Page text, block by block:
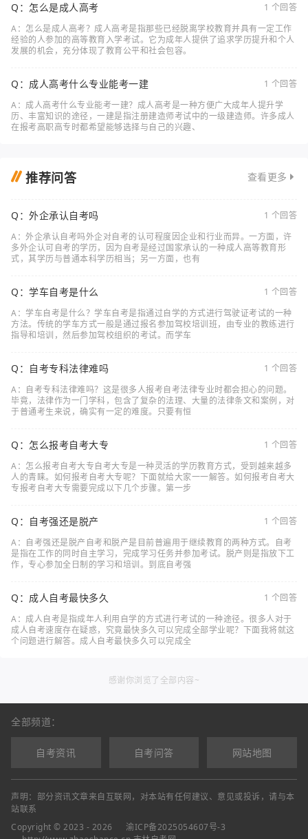
Q：怎么是成人高考
1 个回答
A：怎么是成人高考？成人高考是指那些已经脱离学校教育并具有一定工作
经验的人参加的高等教育入学考试。它为成年人提供了追求学历提升和个人
发展的机会，充分体现了教育公平和社会包容。
Q：成人高考什么专业能考一建
1 个回答
A：成人高考什么专业能考一建？成人高考是一种方便广大成年人提升学
历、丰富知识的途径，一建是指注册建造师考试中的一级建造师。许多成人
在报考高职高专时都希望能够选择与自己的兴趣、
推荐问答 查看更多
Q：外企承认自考吗
1 个回答
A：外企承认自考吗外企对自考的认可程度因企业和行业而异。一方面，许
多外企认可自考的学历，因为自考是经过国家承认的一种成人高等教育形
式，其学历与普通本科学历相当；另一方面，也有
Q：学车自考是什么
1 个回答
A：学车自考是什么？学车自考是指通过自学的方式进行驾驶证考试的一种
方法。传统的学车方式一般是通过报名参加驾校培训班，由专业的教练进行
指导和培训，然后参加驾校组织的考试。而学车
Q：自考专科法律难吗
1 个回答
A：自考专科法律难吗？这是很多人报考自考法律专业时都会担心的问题。
毕竟，法律作为一门学科，包含了复杂的法理、大量的法律条文和案例，对
于普通考生来说，确实有一定的难度。只要有恒
Q：怎么报考自考大专
1 个回答
A：怎么报考自考大专自考大专是一种灵活的学历教育方式，受到越来越多
人的青睐。如何报考自考大专呢？下面就给大家一一解答。如何报考自考大
专报考自考大专需要完成以下几个步骤。第一步
Q：自考强还是脱产
1 个回答
A：自考强还是脱产自考和脱产是目前普遍用于继续教育的两种方式。自考
是指在工作的同时自主学习，完成学习任务并参加考试。脱产则是指放下工
作，专心参加全日制的学习和培训。到底自考强
Q：成人自考最快多久
1 个回答
A：成人自考是指成年人利用自学的方式进行考试的一种途径。很多人对于
成人自考速度存在疑惑，究竟最快多久可以完成全部学业呢？下面我将就这
个问题进行解答。成人自考最快多久可以完成全
感谢你浏览了全部内容~
全部频道：
自考资讯 自考问答 网站地图
声明：部分资讯文章来自互联网，对本站有任何建议、意见或投诉，请与本
站联系
Copyright © 2023 - 2026
渝ICP备2025054607号-3